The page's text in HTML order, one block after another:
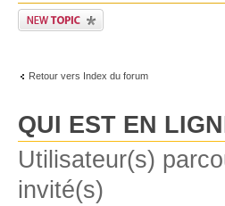
Retour vers Index du forum
QUI EST EN
Utilisateur(s)
invité(s)